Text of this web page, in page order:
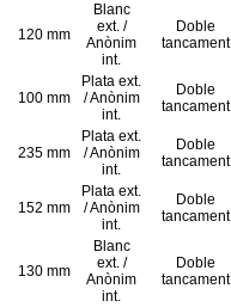
120 mm
Blanc
ext. /
Anònim
int.
Doble
tancament
100 mm
Plata ext.
/ Anònim
int.
Doble
tancament
235 mm
Plata ext.
/ Anònim
int.
Doble
tancament
152 mm
Plata ext.
/ Anònim
int.
Doble
tancament
130 mm
Blanc
ext. /
Anònim
int.
Doble
tancament